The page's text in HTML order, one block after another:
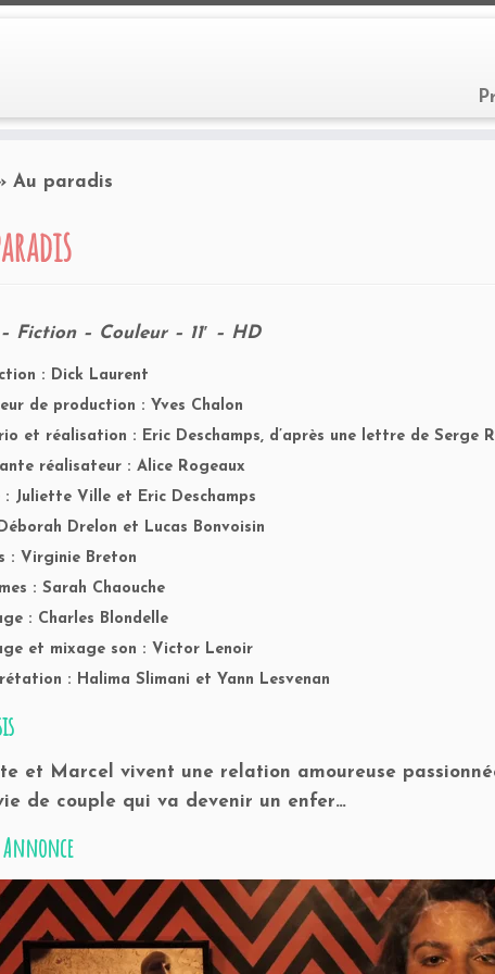
Au paradis
Fiction – Couleur – 11′ – HD
: Dick Laurent
de production : Yves Chalon
et réalisation : Eric Deschamps, d’après une lettre de Serge
réalisateur : Alice Rogeaux
: Juliette Ville et Eric Deschamps
Drelon et Lucas Bonvoisin
: Virginie Breton
: Sarah Chaouche
: Charles Blondelle
et mixage son : Victor Lenoir
: Halima Slimani et Yann Lesvenan
et Marcel vivent une relation amoureuse
de couple qui va devenir un enfer…
Annonce